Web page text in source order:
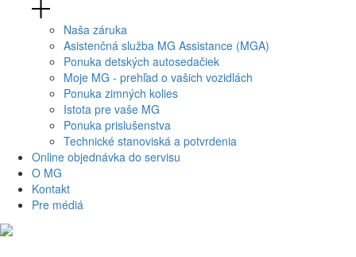
Naša záruka
Asistenčná služba MG Assistance (MGA)
Ponuka detských autosedačiek
Moje MG - prehľad o vašich vozidlách
Ponuka zimných kolies
Istota pre vaše MG
Ponuka prislušenstva
Technické stanoviská a potvrdenia
Online objednávka do servisu
O MG
Kontakt
Pre médiá